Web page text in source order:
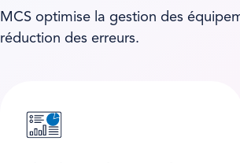
MCS optimise la gestion des
réduction des erreurs.